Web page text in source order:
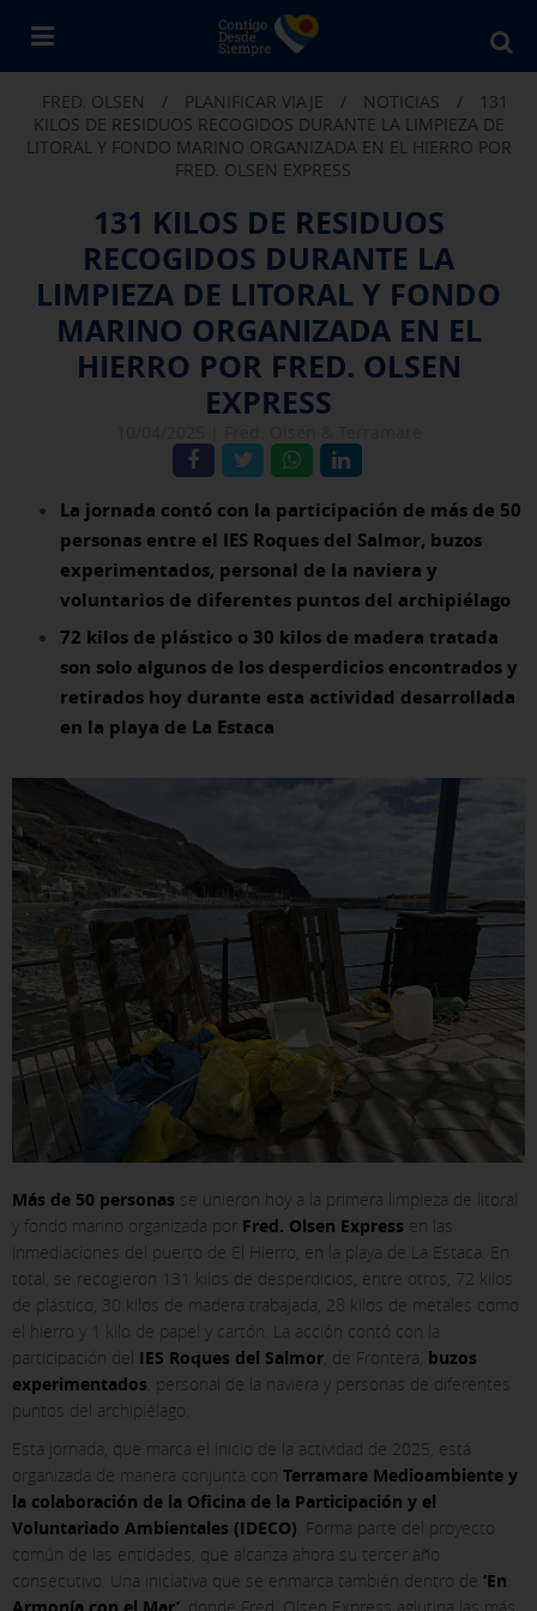
FRED. OLSEN / PLANIFICAR VIAJE / NOTICIAS /
131
KILOS DE RESIDUOS RECOGIDOS DURANTE LA LIMPIEZA DE
LITORAL Y FONDO MARINO ORGANIZADA EN EL HIERRO POR
FRED. OLSEN EXPRESS
131 KILOS DE RESIDUOS
RECOGIDOS DURANTE LA
LIMPIEZA DE LITORAL Y FONDO
MARINO ORGANIZADA EN EL
HIERRO POR FRED. OLSEN
EXPRESS
La jornada contó con la participación de más de 50
personas entre el IES Roques del Salmor, buzos
experimentados, personal de la naviera y
voluntarios de diferentes puntos del archipiélago
72 kilos de plástico o 30 kilos de madera tratada
son solo algunos de los desperdicios encontrados y
retirados hoy durante esta actividad desarrollada
en la playa de La Estaca
Más de 50 personas se unieron hoy a la primera limpieza de litoral
y fondo marino organizada por Fred. Olsen Express en las
inmediaciones del puerto de El Hierro, en la playa de La Estaca. En
total, se recogieron 131 kilos de desperdicios, entre otros, 72 kilos
de plástico, 30 kilos de madera trabajada, 28 kilos de metales como
el hierro y 1 kilo de papel y cartón. La acción contó con la
participación del IES Roques del Salmor, de Frontera, buzos
experimentados, personal de la naviera y personas de diferentes
puntos del archipiélago.
Esta jornada, que marca el inicio de la actividad de 2025, está
organizada de manera conjunta con Terramare Medioambiente y
la colaboración de la Oficina de la Participación y el
Voluntariado Ambientales (IDECO) . Forma parte del proyecto
común de las entidades, que alcanza ahora su tercer año
consecutivo. Una iniciativa que se enmarca también dentro de ‘En